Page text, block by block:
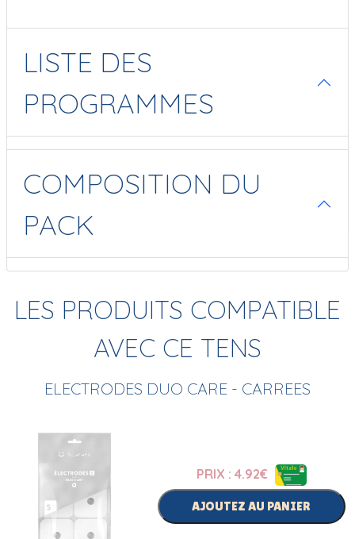
LISTE DES
PROGRAMMES
COMPOSITION DU
PACK
LES PRODUITS COMPATIBLE
AVEC CE TENS
ELECTRODES DUO CARE - CARREES
PRIX : 4.92€
AJOUTEZ AU PANIER